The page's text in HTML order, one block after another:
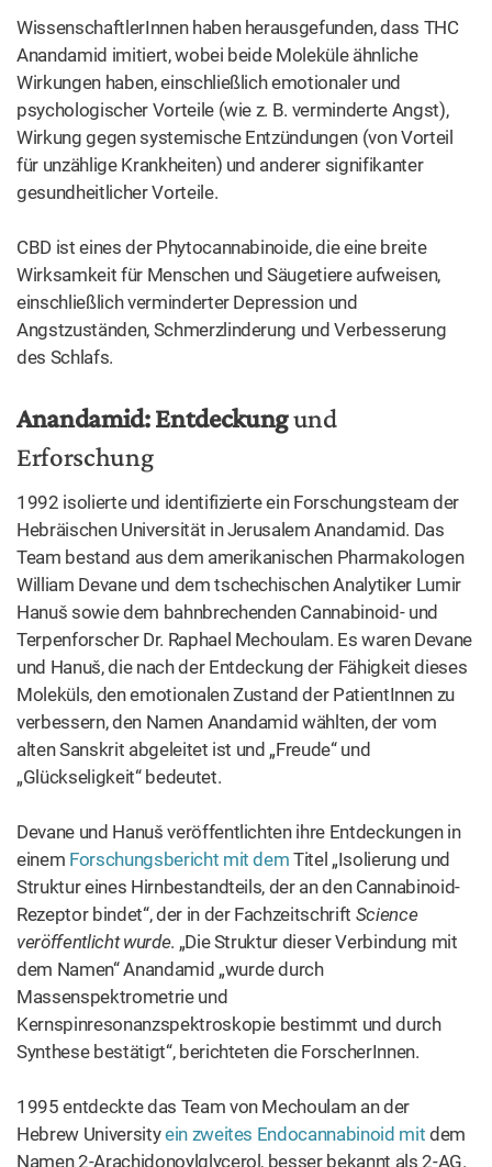
WissenschaftlerInnen haben herausgefunden, dass THC
Anandamid imitiert, wobei beide Moleküle ähnliche
Wirkungen haben, einschließlich emotionaler und
psychologischer Vorteile (wie z. B. verminderte Angst),
Wirkung gegen systemische Entzündungen (von Vorteil
für unzählige Krankheiten) und anderer signifikanter
gesundheitlicher Vorteile.
CBD ist eines der Phytocannabinoide, die eine breite
Wirksamkeit für Menschen und Säugetiere aufweisen,
einschließlich verminderter Depression und
Angstzuständen, Schmerzlinderung und Verbesserung
des Schlafs.
Anandamid: Entdeckungund
Erforschung
1992 isolierte und identifizierte ein Forschungsteam der
Hebräischen Universität in Jerusalem Anandamid. Das
Team bestand aus dem amerikanischen Pharmakologen
William Devane und dem tschechischen Analytiker Lumir
Hanuš sowie dem bahnbrechenden Cannabinoid- und
Terpenforscher Dr. Raphael Mechoulam. Es waren Devane
und Hanuš, die nach der Entdeckung der Fähigkeit dieses
Moleküls, den emotionalen Zustand der PatientInnen zu
verbessern, den Namen Anandamid wählten, der vom
alten Sanskrit abgeleitet ist und „Freude“ und
„Glückseligkeit“ bedeutet.
Devane und Hanuš veröffentlichten ihre Entdeckungen in
einem Forschungsbericht mit dem Titel „Isolierung und
Struktur eines Hirnbestandteils, der an den Cannabinoid-
Rezeptor bindet“, der in der Fachzeitschrift Science
veröffentlicht wurde. „Die Struktur dieser Verbindung mit
dem Namen“ Anandamid „wurde durch
Massenspektrometrie und
Kernspinresonanzspektroskopie bestimmt und durch
Synthese bestätigt“, berichteten die ForscherInnen.
1995 entdeckte das Team von Mechoulam an der
Hebrew Universityein zweites Endocannabinoid mit dem
Namen 2-Arachidonoylglycerol, besser bekannt als 2-AG.